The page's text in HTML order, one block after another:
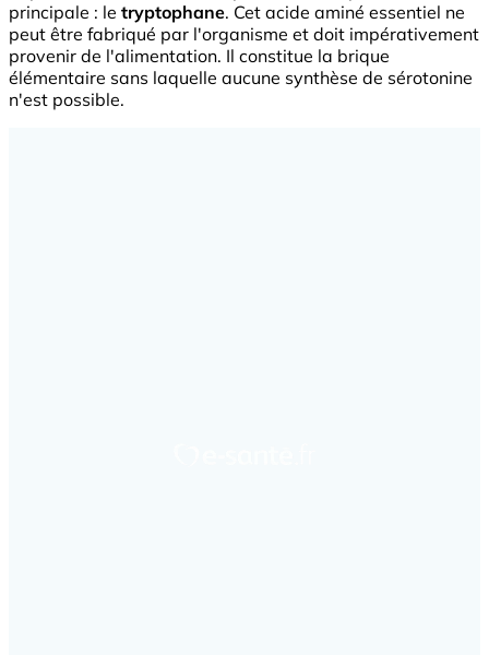
principale : le tryptophane. Cet acide aminé essentiel ne
peut être fabriqué par l'organisme et doit impérativement
provenir de l'alimentation. Il constitue la brique
élémentaire sans laquelle aucune synthèse de sérotonine
n'est possible.